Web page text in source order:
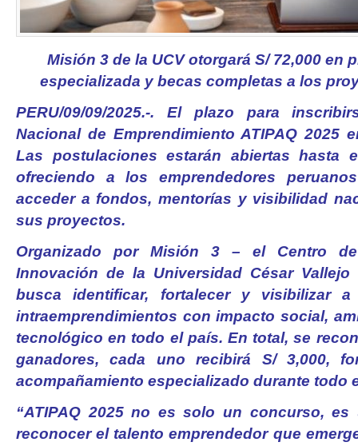
Misión 3 de la UCV otorgará S/ 72,000 en
especializada y becas completas a los
PERU/09/09/2025.-. El plazo para
Nacional de Emprendimiento ATIPAQ 2025
Las postulaciones estarán abiertas hasta
ofreciendo a los emprendedores
acceder a fondos, mentorías y visibilidad
sus proyectos.
Organizado por Misión 3 – el Centro de
Innovación de la Universidad César Vallejo
busca identificar, fortalecer y visibilizar a
intraemprendimientos con impacto social,
tecnológico en todo el país. En total, se
ganadores, cada uno recibirá S/ 3,000,
acompañamiento especializado durante todo
“ATIPAQ 2025 no es solo un concurso, es
reconocer el talento emprendedor que